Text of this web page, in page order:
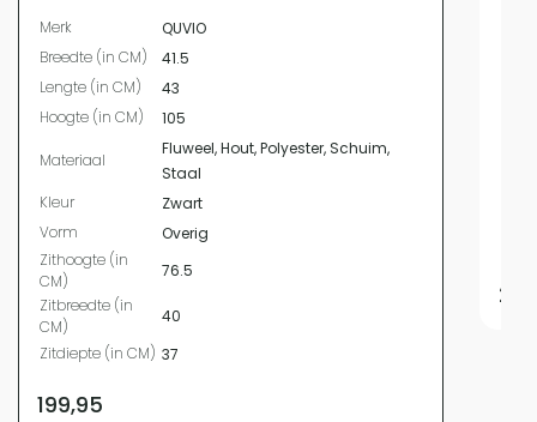
Merk
QUVIO
Breedte (in CM)
41.5
Lengte (in CM)
43
Hoogte (in CM)
105
Materiaal
Fluweel, Hout, Polyester, Schuim,
Staal
Kleur
Zwart
Vorm
Overig
Zithoogte (in
CM)
76.5
Zitbreedte (in
CM)
40
Zitdiepte (in CM) 37
199,95